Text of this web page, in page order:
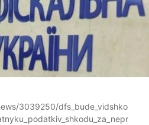
3039250/dfs_bude_vidshko